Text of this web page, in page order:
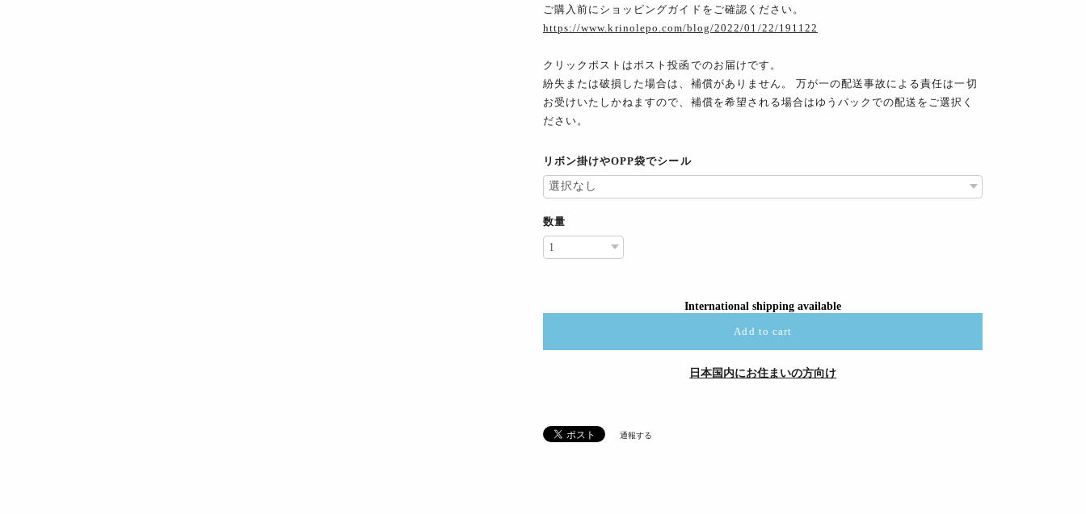
ご購入前にショッピングガイドをご確認ください。
https://www.krinolepo.com/blog/2022/01/22/191122
クリックポストはポスト投函でのお届けです。
紛失または破損した場合は、補償がありません。 万が一の配送事故による責任は一切
お受けいたしかねますので、補償を希望される場合はゆうパックでの配送をご選択く
ださい。
リボン掛けやOPP袋でシール
数量
International shipping available
Add to cart
日本国内にお住まいの方向け
通報する